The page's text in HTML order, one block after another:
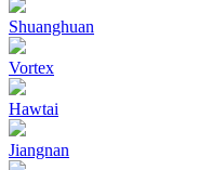
Shuanghuan
Vortex
Hawtai
Jiangnan